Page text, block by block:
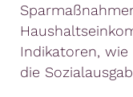
Indikatoren,
die